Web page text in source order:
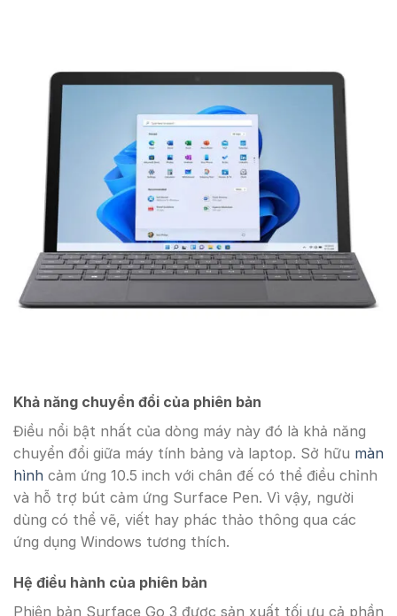
Khả năng chuyển đổi của phiên bản
Điều nổi bật nhất của dòng máy này đó là khả năng
chuyển đổi giữa máy tính bảng và laptop. Sở hữu màn
hình cảm ứng 10.5 inch với chân đế có thể điều chỉnh
và hỗ trợ bút cảm ứng Surface Pen. Vì vậy, người
dùng có thể vẽ, viết hay phác thảo thông qua các
ứng dụng Windows tương thích.
Hệ điều hành của phiên bản
Phiên bản Surface Go 3 được sản xuất tối ưu cả phần